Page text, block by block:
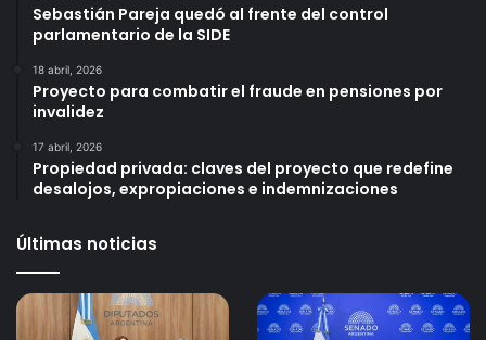
Sebastián Pareja quedó al frente del control
parlamentario de la SIDE
18 abril, 2026
Proyecto para combatir el fraude en pensiones por
invalidez
17 abril, 2026
Propiedad privada: claves del proyecto que redefine
desalojos, expropiaciones e indemnizaciones
Últimas noticias